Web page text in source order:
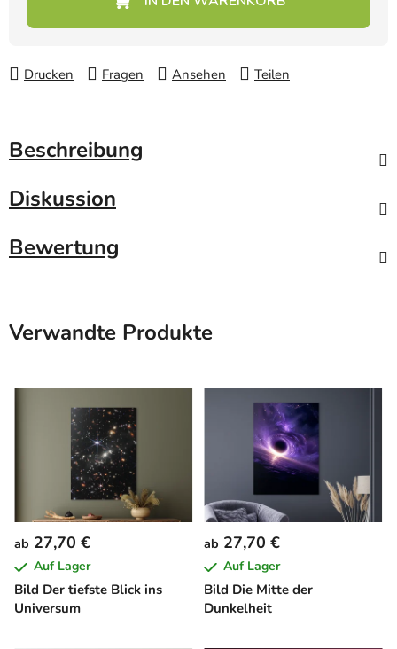
Drucken Fragen Ansehen Teilen
Beschreibung
Diskussion
Bewertung
Verwandte Produkte
Bild Der tiefste Blick ins
Universum
ab 27,70 €
Auf Lager
Bild Die Mitte der
Dunkelheit
ab 27,70 €
Auf Lager